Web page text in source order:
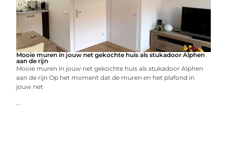
Mooie muren in jouw net gekochte huis als stukadoor Alphen
aan de rijn
Mooie muren in jouw net gekochte huis als stukadoor Alphen
aan de rijn Op het moment dat de muren en het plafond in
jouw net
...